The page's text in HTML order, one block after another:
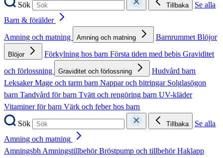
Sök
Tillbaka
Se alla
Barn & förälder
Amning och matning
Amning och matning BarnrummetBlöjor
Blöjor Förkylning hos barn Första tiden med bebis Graviditet
och förlossning
Graviditet och förlossning
Hudvård barn
LeksakerMage och tarm barn Nappar och bitringar Solglasögon
barn Tandvård för barn Tvätt och rengöring barn UV-kläder
Vitaminer för barn Värk och feber hos barn
Sök
Tillbaka
Se alla
Amning och matning
AmningsbhAmningstillbehörBröstpump och tillbehörHaklapp